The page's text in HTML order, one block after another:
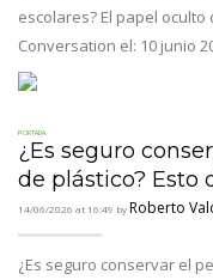
escolares? El papel
Conversation el: 10 junio
PORTADA.
¿Es seguro
de plástico? Esto
14/06/2026 at 16:49 byRoberto
¿Es seguro conservar el